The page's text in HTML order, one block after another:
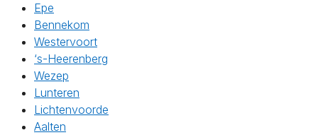
Epe
Bennekom
Westervoort
‘s-Heerenberg
Wezep
Lunteren
Lichtenvoorde
Aalten